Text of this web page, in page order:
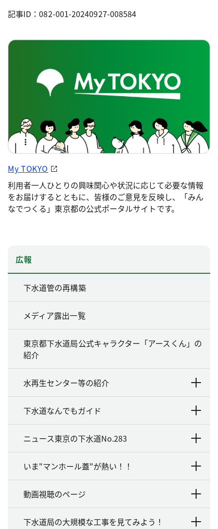
記事ID：082-001-20240927-008584
My TOKYO
利用者一人ひとりの興味関心や状況に応じて必要な情報
をお届けするとともに、皆様のご意見を反映し、「みん
なでつくる」東京都の公式ポータルサイトです。
広報
下水道管の再構築
メディア露出一覧
東京都下水道局公式キャラクター「アースくん」の
紹介
水再生センター等の紹介
下水道なんでもガイド
ニュース東京の下水道No.283
いま"マンホール蓋"が熱い！！
動画視聴のページ
下水道局の大規模な工事を見てみよう！